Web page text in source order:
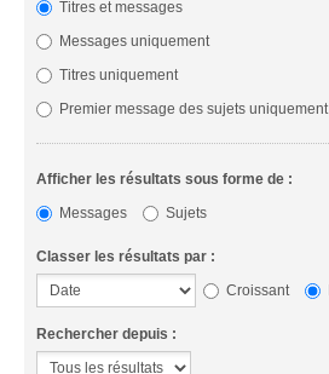
Titres et messages
Messages uniquement
Titres uniquement
Premier message des sujets uniquement
Afficher les résultats sous forme de :
Messages
Sujets
Classer les résultats par :
Croissant
Rechercher depuis :